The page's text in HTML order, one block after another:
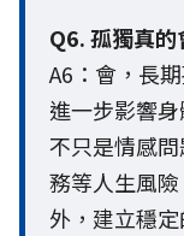
Q6. 孤獨真的
A6：會，長
進一步影響
不只是情感
務等人生風
外，建立穩